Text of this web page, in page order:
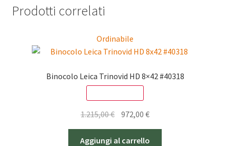
Prodotti correlati
Ordinabile
Binocolo Leica Trinovid HD 8×42 #40318
1.215,00€
originale
972,00 €Il
attuale
Aggiungi al carrello